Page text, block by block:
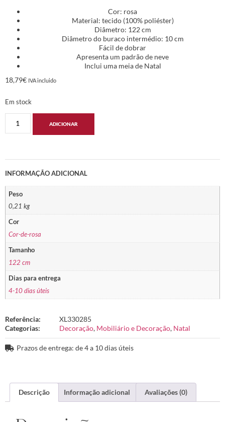
Cor: rosa
Material: tecido (100% poliéster)
Diâmetro: 122 cm
Diâmetro do buraco intermédio: 10 cm
Fácil de dobrar
Apresenta um padrão de neve
Inclui uma meia de Natal
18,79€ IVA incluido
Em stock
ADICIONAR
INFORMAÇÃO ADICIONAL
Peso
0,21 kg
Cor
Cor-de-rosa
Tamanho
122 cm
Dias para entrega
4-10 dias úteis
Referência:
XL330285
Categorias:
Decoração, Mobiliário e Decoração, Natal
Prazos de entrega: de 4 a 10 dias úteis
Descrição Informação adicional Avaliações (0)